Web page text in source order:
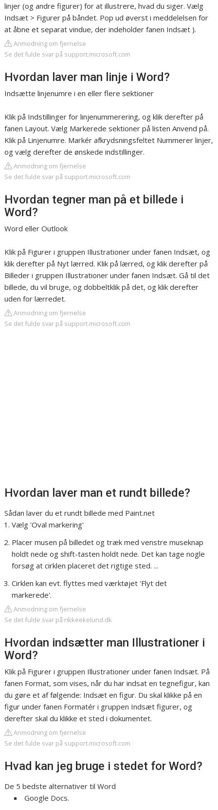
linjer (og andre figurer) for at illustrere, hvad du siger. Vælg
Indsæt > Figurer på båndet. Pop ud øverst i meddelelsen for
at åbne et separat vindue, der indeholder fanen Indsæt ).
Anmodning om fjernelse
Se det fulde svar på support.microsoft.com
Hvordan laver man linje i Word?
Indsætte linjenumre i en eller flere sektioner
Klik på Indstillinger for linjenummerering, og klik derefter på
fanen Layout. Vælg Markerede sektioner på listen Anvend på.
Klik på Linjenumre. Markér afkrydsningsfeltet Nummerer linjer,
og vælg derefter de ønskede indstillinger.
Anmodning om fjernelse
Se det fulde svar på support.microsoft.com
Hvordan tegner man på et billede i
Word?
Word eller Outlook
Klik på Figurer i gruppen Illustrationer under fanen Indsæt, og
klik derefter på Nyt lærred. Klik på lærred, og klik derefter på
Billeder i gruppen Illustrationer under fanen Indsæt. Gå til det
billede, du vil bruge, og dobbeltklik på det, og klik derefter
uden for lærredet.
Anmodning om fjernelse
Se det fulde svar på support.microsoft.com
Hvordan laver man et rundt billede?
Sådan laver du et rundt billede med Paint.net
Vælg 'Oval markering'
Placer musen på billedet og træk med venstre museknap
holdt nede og shift-tasten holdt nede. Det kan tage nogle
forsøg at cirklen placeret det rigtige sted. ...
Cirklen kan evt. flyttes med værktøjet 'Flyt det
markerede'.
Anmodning om fjernelse
Se det fulde svar på rikkeekelund.dk
Hvordan indsætter man Illustrationer i
Word?
Klik på Figurer i gruppen Illustrationer under fanen Indsæt. På
fanen Format, som vises, når du har indsat en tegnefigur, kan
du gøre et af følgende: Indsæt en figur. Du skal klikke på en
figur under fanen Formatér i gruppen Indsæt figurer, og
derefter skal du klikke et sted i dokumentet.
Anmodning om fjernelse
Se det fulde svar på support.microsoft.com
Hvad kan jeg bruge i stedet for Word?
De 5 bedste alternativer til Word
Google Docs.